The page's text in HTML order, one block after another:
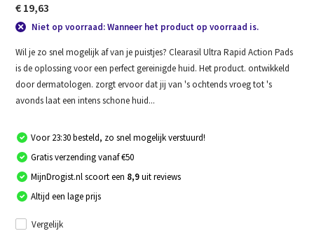
€ 19,63
Niet op voorraad: Wanneer het product op voorraad is.
Wil je zo snel mogelijk af van je puistjes? Clearasil Ultra Rapid Action Pads
is de oplossing voor een perfect gereinigde huid. Het product. ontwikkeld
door dermatologen. zorgt ervoor dat jij van 's ochtends vroeg tot 's
avonds laat een intens schone huid...
Voor 23:30 besteld, zo snel mogelijk verstuurd!
Gratis verzending vanaf €50
MijnDrogist.nl scoort een 8,9uit reviews
Altijd een lage prijs
Vergelijk